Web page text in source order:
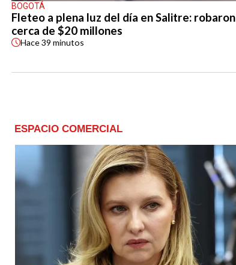
BOGOTÁ
Fleteo a plena luz del día en Salitre: robaron
cerca de $20 millones
Hace39 minutos